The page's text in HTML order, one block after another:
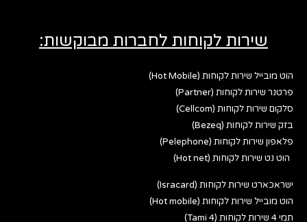
שירות לקוחות לחברות מבוקשות:
הוט מובייל שירות לקוחות (Hot Mobile)
פרטנר שירות לקוחות (Partner)
סלקום שירות לקוחות (Cellcom)
בזק שירות לקוחות (Bezeq)
פלאפון שירות לקוחות (Pelephone)
הוט נט שירות לקוחות (Hot net)
ישראכארט שירות לקוחות (Isracard)
הוט מובייל שירות לקוחות (Hot mobile)
תמי 4 שירות לקוחות (Tami 4)